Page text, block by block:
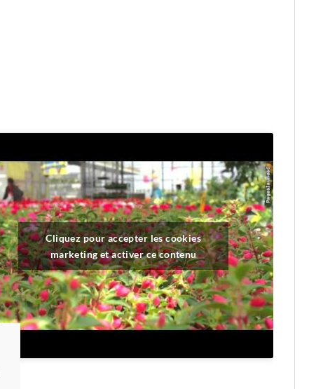
Cliquez pour accepter les cookies
marketing et activer ce contenu